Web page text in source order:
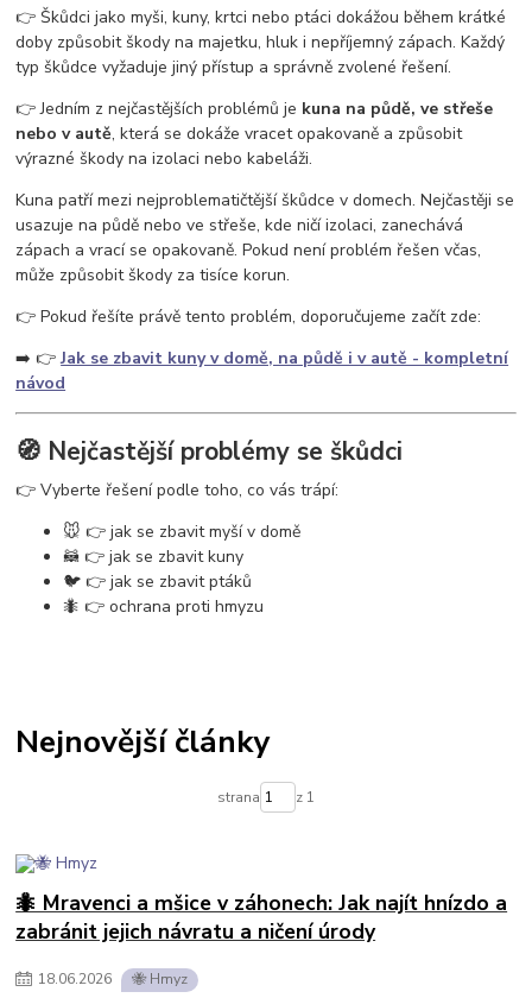
vosy v pergole
ochrana proti vosám
jak se zbavit vosího hnízda
odpuzovač vos
past na vosy
létající hmyz vosy v domě vosy ve střeše
👉 Škůdci jako myši, kuny, krtci nebo ptáci dokážou během krátké
doby způsobit škody na majetku, hluk i nepříjemný zápach. Každý
typ škůdce vyžaduje jiný přístup a správně zvolené řešení.
👉 Jedním z nejčastějších problémů je kuna na půdě, ve střeše
nebo v autě, která se dokáže vracet opakovaně a způsobit
výrazné škody na izolaci nebo kabeláži.
Kuna patří mezi nejproblematičtější škůdce v domech. Nejčastěji se
usazuje na půdě nebo ve střeše, kde ničí izolaci, zanechává
zápach a vrací se opakovaně. Pokud není problém řešen včas,
může způsobit škody za tisíce korun.
👉 Pokud řešíte právě tento problém, doporučujeme začít zde:
➡️ 👉Jak se zbavit kuny v domě, na půdě i v autě - kompletní
návod
🧭 Nejčastější problémy se škůdci
👉 Vyberte řešení podle toho, co vás trápí:
🐭 👉 jak se zbavit myší v domě
🦝 👉 jak se zbavit kuny
🐦 👉 jak se zbavit ptáků
🐜 👉 ochrana proti hmyzu
Nejnovější články
strana z 1
🐜 Mravenci a mšice v záhonech: Jak najít hnízdo a
zabránit jejich návratu a ničení úrody
18.06.2026 🐝 Hmyz